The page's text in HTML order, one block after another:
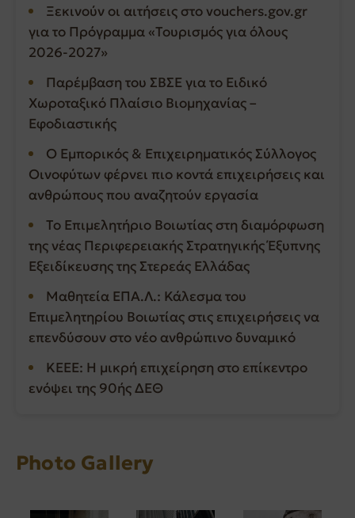
Ξεκινούν οι αιτήσεις στο vouchers.gov.gr
για το Πρόγραμμα «Τουρισμός για όλους
2026-2027»
Παρέμβαση του ΣΒΣΕ για το Ειδικό
Χωροταξικό Πλαίσιο Βιομηχανίας –
Εφοδιαστικής
Ο Εμπορικός & Επιχειρηματικός Σύλλογος
Οινοφύτων φέρνει πιο κοντά επιχειρήσεις και
ανθρώπους που αναζητούν εργασία
Το Επιμελητήριο Βοιωτίας στη διαμόρφωση
της νέας Περιφερειακής Στρατηγικής Έξυπνης
Εξειδίκευσης της Στερεάς Ελλάδας
Μαθητεία ΕΠΑ.Λ.: Κάλεσμα του
Επιμελητηρίου Βοιωτίας στις επιχειρήσεις να
επενδύσουν στο νέο ανθρώπινο δυναμικό
ΚΕΕΕ: Η μικρή επιχείρηση στο επίκεντρο
ενόψει της 90ής ΔΕΘ
Photo Gallery